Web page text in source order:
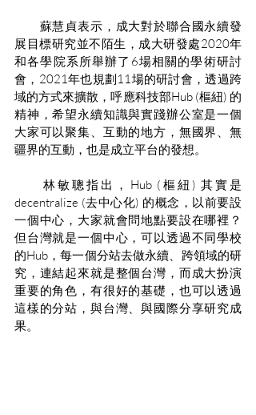
蘇慧貞表示，成大對於聯合國永續發
展目標研究並不陌生，成大研發處2020年
和各學院系所舉辦了6場相關的學術研討
會，2021年也規劃11場的研討會，透過跨
域的方式來擴散，呼應科技部Hub (樞紐) 的
精神，希望永續知識與實踐辦公室是一個
大家可以聚集、互動的地方，無國界、無
疆界的互動，也是成立平台的發想。
林敏聰指出，Hub (樞紐) 其實是
decentralize (去中心化) 的概念，以前要設
一個中心，大家就會問地點要設在哪裡？
但台灣就是一個中心，可以透過不同學校
的Hub，每一個分站去做永續、跨領域的研
究，連結起來就是整個台灣，而成大扮演
重要的角色，有很好的基礎，也可以透過
這樣的分站，與台灣、與國際分享研究成
果。